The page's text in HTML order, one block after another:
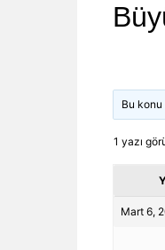
Bu konu
1 yazı
Mart 6,